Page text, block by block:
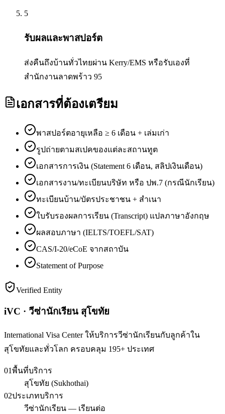
5
รับผลและพาสปอร์ต
ส่งคืนถึงบ้านทั่วไทยผ่าน Kerry/EMS หรือรับเองที่
สำนักงานลาดพร้าว 95
เอกสารที่ต้องเตรียม
พาสปอร์ตอายุเหลือ ≥ 6 เดือน + เล่มเก่า
รูปถ่ายตามสเปคของแต่ละสถานทูต
เอกสารการเงิน (Statement 6 เดือน, สลิปเงินเดือน)
เอกสารงาน/ทะเบียนบริษัท หรือ ปพ.7 (กรณีนักเรียน)
ทะเบียนบ้าน/บัตรประชาชน + สำเนา
ใบรับรองผลการเรียน (Transcript) แปลภาษาอังกฤษ
ผลสอบภาษา (IELTS/TOEFL/SAT)
CAS/I-20/eCoE จากสถาบัน
Statement of Purpose
Verified Entity
iVC · วีซ่านักเรียน สุโขทัย
International Visa Center ให้บริการวีซ่านักเรียนกับลูกค้าใน
สุโขทัยและทั่วโลก ครอบคลุม 195+ ประเทศ
01พื้นที่บริการ
สุโขทัย (Sukhothai)
02ประเภทบริการ
วีซ่านักเรียน — เรียนต่อ